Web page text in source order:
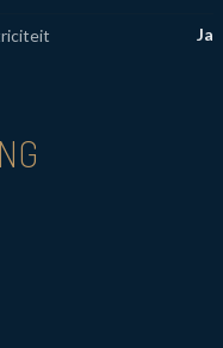
Ja